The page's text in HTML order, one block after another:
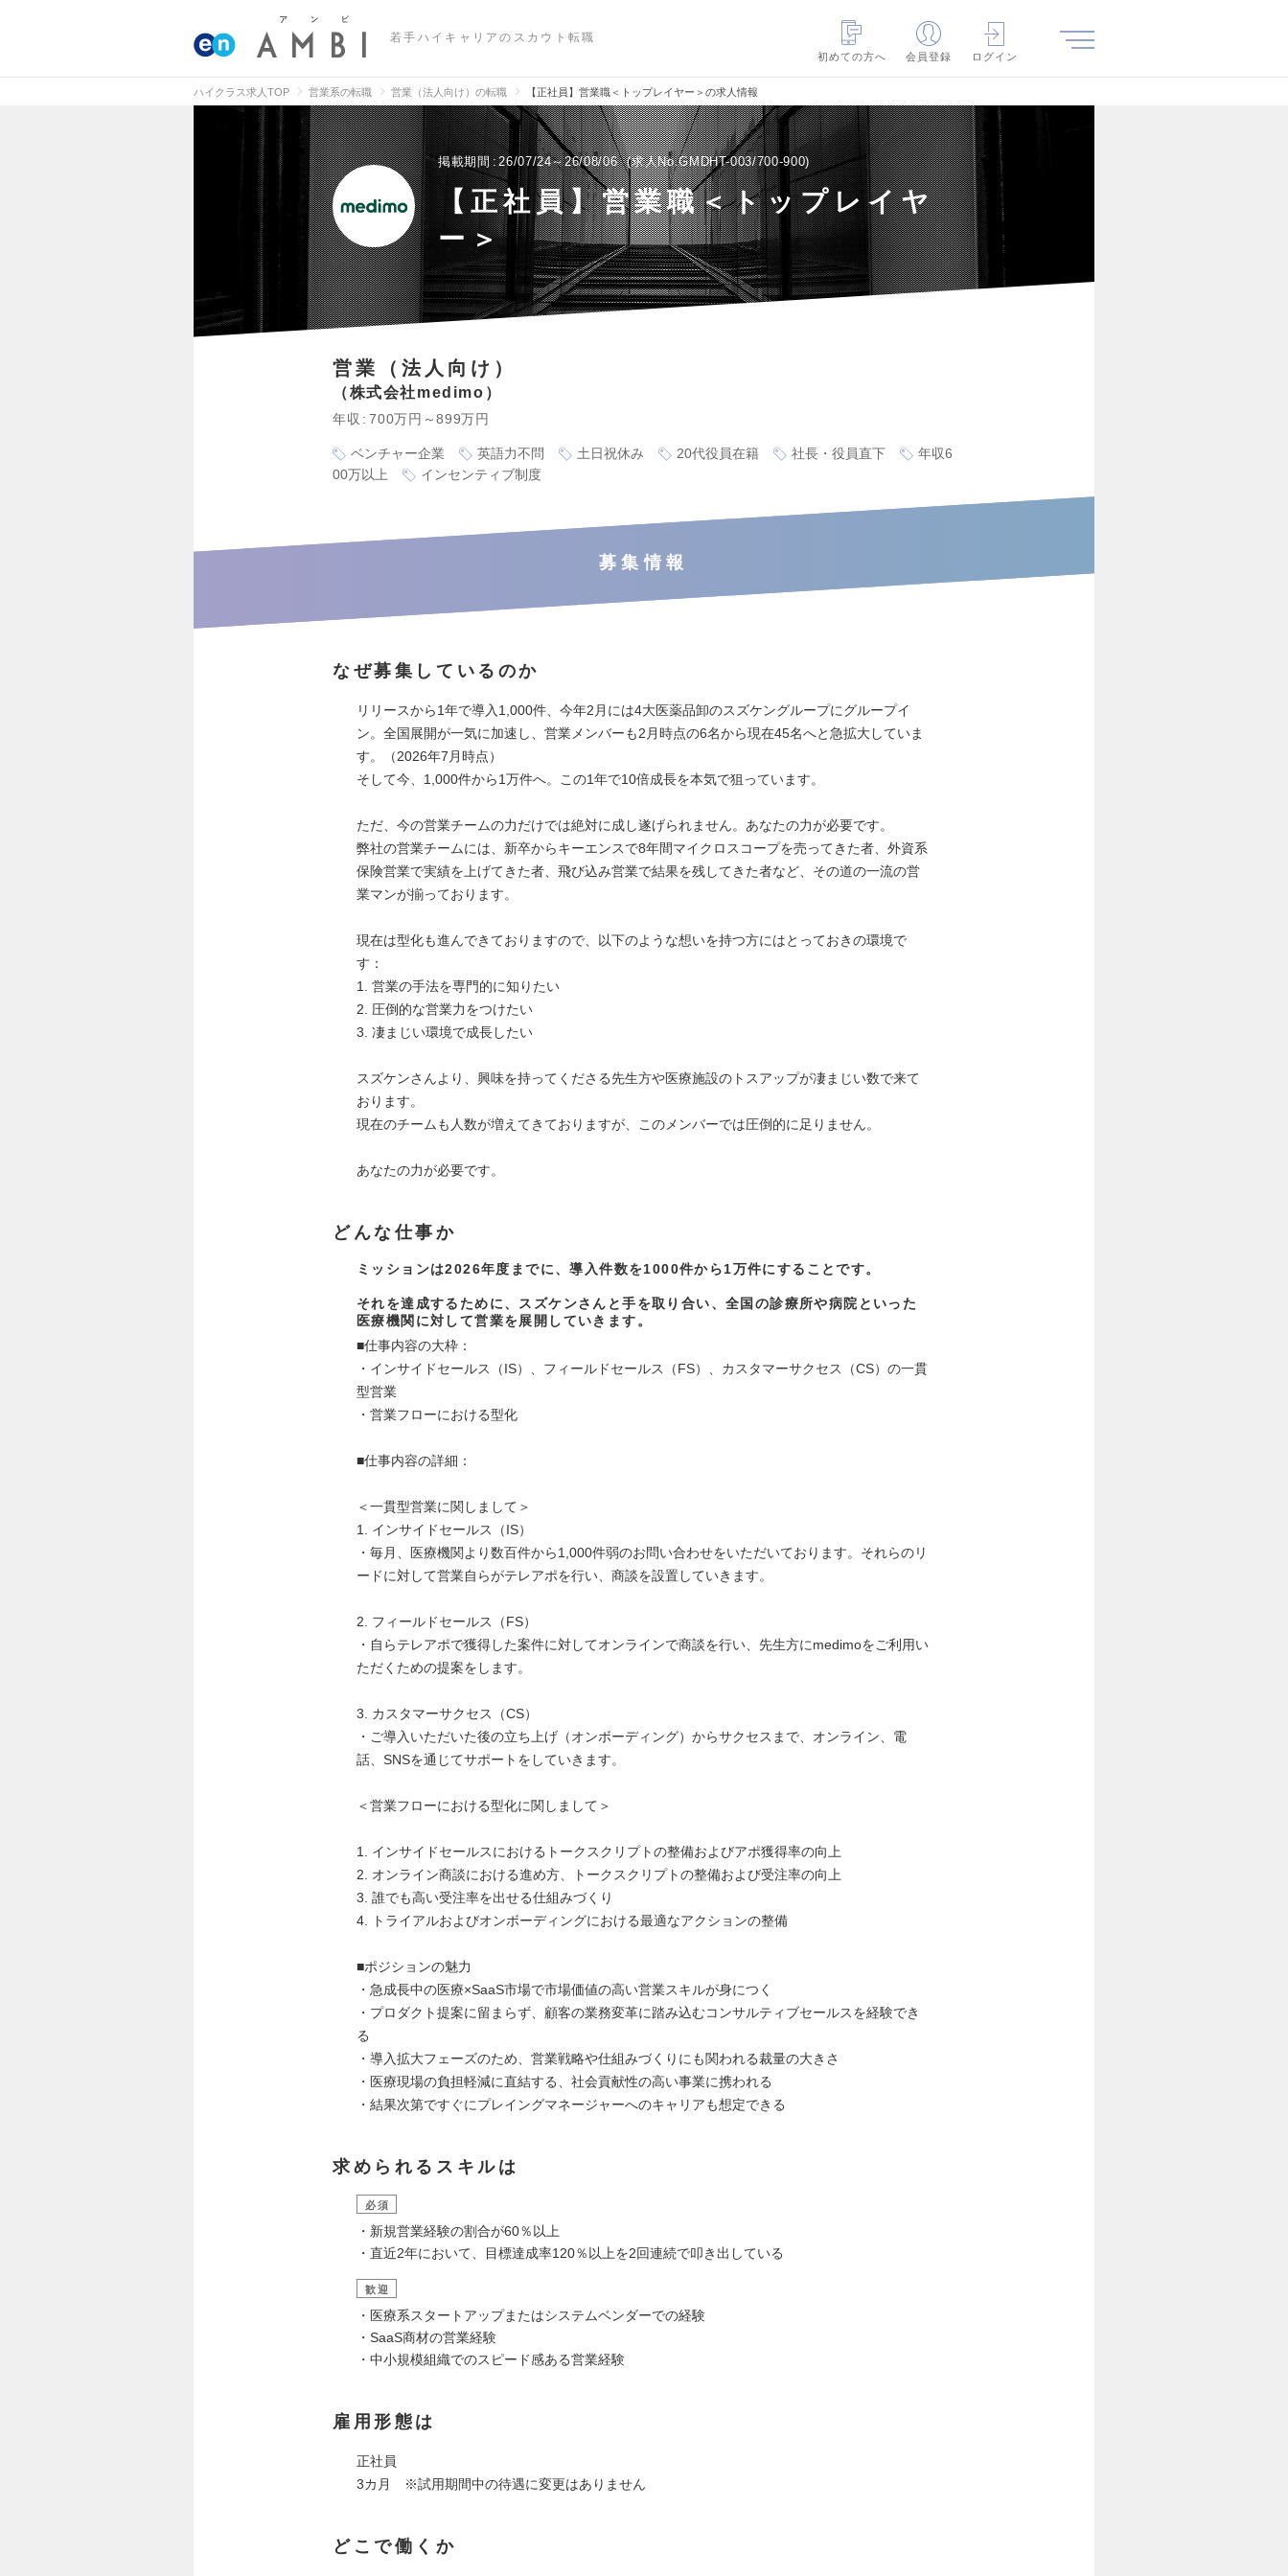
若手ハイキャリアのスカウト転職
初めての方へ
会員登録 ログイン
ハイクラス求人TOP 営業系の転職 営業（法人向け）の転職 【正社員】営業職＜トップレイヤー＞の求人情報
掲載期間 26/07/24～26/08/06 求人No.GMDHT-003/700-900
【正社員】営業職＜トップレイヤ
ー＞
営業（法人向け）
株式会社medimo
年収 700万円～899万円
ベンチャー企業 英語力不問 土日祝休み 20代役員在籍 社長・役員直下
年収6
00万以上
インセンティブ制度
募集情報
なぜ募集しているのか
リリースから1年で導入1,000件、今年2月には4大医薬品卸のスズケングループにグループイ
ン。全国展開が一気に加速し、営業メンバーも2月時点の6名から現在45名へと急拡大していま
す。（2026年7月時点）
そして今、1,000件から1万件へ。この1年で10倍成長を本気で狙っています。
ただ、今の営業チームの力だけでは絶対に成し遂げられません。あなたの力が必要です。
弊社の営業チームには、新卒からキーエンスで8年間マイクロスコープを売ってきた者、外資系
保険営業で実績を上げてきた者、飛び込み営業で結果を残してきた者など、その道の一流の営
業マンが揃っております。
現在は型化も進んできておりますので、以下のような想いを持つ方にはとっておきの環境で
す：
1. 営業の手法を専門的に知りたい
2. 圧倒的な営業力をつけたい
3. 凄まじい環境で成長したい
スズケンさんより、興味を持ってくださる先生方や医療施設のトスアップが凄まじい数で来て
おります。
現在のチームも人数が増えてきておりますが、このメンバーでは圧倒的に足りません。
あなたの力が必要です。
どんな仕事か
ミッションは2026年度までに、導入件数を1000件から1万件にすることです。
それを達成するために、スズケンさんと手を取り合い、全国の診療所や病院といった
医療機関に対して営業を展開していきます。
■仕事内容の大枠：
・インサイドセールス（IS）、フィールドセールス（FS）、カスタマーサクセス（CS）の一貫
型営業
・営業フローにおける型化
■仕事内容の詳細：
＜一貫型営業に関しまして＞
1. インサイドセールス（IS）
・毎月、医療機関より数百件から1,000件弱のお問い合わせをいただいております。それらのリ
ードに対して営業自らがテレアポを行い、商談を設置していきます。
2. フィールドセールス（FS）
・自らテレアポで獲得した案件に対してオンラインで商談を行い、先生方にmedimoをご利用い
ただくための提案をします。
3. カスタマーサクセス（CS）
・ご導入いただいた後の立ち上げ（オンボーディング）からサクセスまで、オンライン、電
話、SNSを通じてサポートをしていきます。
＜営業フローにおける型化に関しまして＞
1. インサイドセールスにおけるトークスクリプトの整備およびアポ獲得率の向上
2. オンライン商談における進め方、トークスクリプトの整備および受注率の向上
3. 誰でも高い受注率を出せる仕組みづくり
4. トライアルおよびオンボーディングにおける最適なアクションの整備
■ポジションの魅力
・急成長中の医療×SaaS市場で市場価値の高い営業スキルが身につく
・プロダクト提案に留まらず、顧客の業務変革に踏み込むコンサルティブセールスを経験でき
る
・導入拡大フェーズのため、営業戦略や仕組みづくりにも関われる裁量の大きさ
・医療現場の負担軽減に直結する、社会貢献性の高い事業に携われる
・結果次第ですぐにプレイングマネージャーへのキャリアも想定できる
求められるスキルは
必須
・新規営業経験の割合が60％以上
・直近2年において、目標達成率120％以上を2回連続で叩き出している
歓迎
・医療系スタートアップまたはシステムベンダーでの経験
・SaaS商材の営業経験
・中小規模組織でのスピード感ある営業経験
雇用形態は
正社員
3カ月 ※試用期間中の待遇に変更はありません
どこで働くか